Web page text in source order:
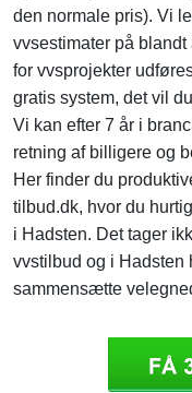
den normale pris). Vi
vvsestimater på
for vvsprojekter
gratis system, det vil
Vi kan efter 7 år i
retning af billigere og
Her finder du
tilbud.dk, hvor du
i Hadsten. Det tager
vvstilbud og i Hadsten
sammensætte